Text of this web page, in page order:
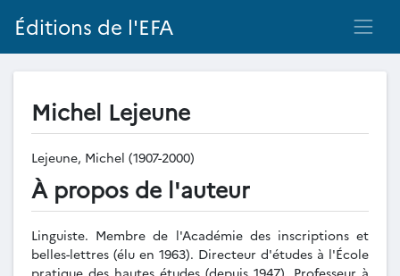
Éditions de l'EFA
Michel Lejeune
Lejeune, Michel (1907-2000)
À propos de l'auteur
Linguiste. Membre de l'Académie des inscriptions et
belles-lettres (élu en 1963). Directeur d'études à l'École
pratique des hautes études (depuis 1947). Professeur à